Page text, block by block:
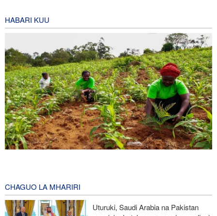
HABARI KUU
Mlipuko wa Ebola Kongo wapindukia maambukizi 4,000
CHAGUO LA MHARIRI
Uturuki, Saudi Arabia na Pakistan